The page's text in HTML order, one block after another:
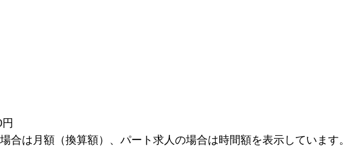
合は月額（換算額）、パート求人の場合は時間額を表示しています。